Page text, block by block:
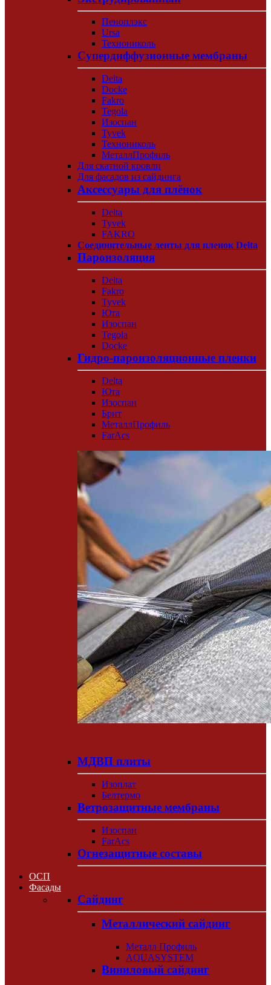
Пеноплэкс
Ursa
Технониколь
Супердиффузионные мембраны
Delta
Docke
Fakro
Tegola
Изоспан
Tyvek
Технониколь
МеталлПрофиль
Для скатной кровли
Для фасадов из сайдинга
Аксессуары для плёнок
Delta
Tyvek
FAKRO
Соединительные ленты для пленок Delta
Пароизоляция
Delta
Fakro
Tyvek
Юта
Изоспан
Tegola
Docke
Гидро-пароизоляционные пленки
Delta
Юта
Изоспан
Брит
МеталлПрофиль
FarAcs
МДВП плиты
Изоплат
Белтермо
Ветрозащитные мембраны
Изоспан
FarAcs
Огнезащитные составы
ОСП
Фасады
Сайдинг
Металлический сайдинг
Металл Профиль
AQUASYSTEM
Виниловый сайдинг